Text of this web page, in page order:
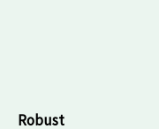
Robust